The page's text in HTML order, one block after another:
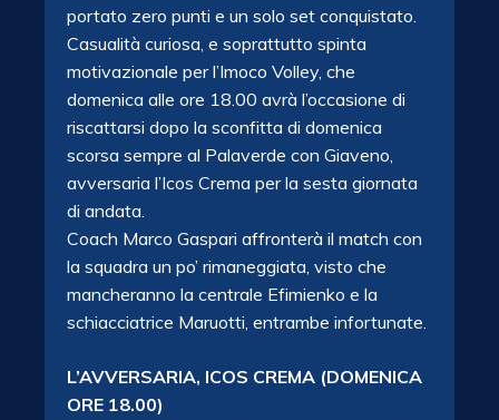
portato zero punti e un solo set conquistato.
Casualità curiosa, e soprattutto spinta
motivazionale per l’Imoco Volley, che
domenica alle ore 18.00 avrà l’occasione di
riscattarsi dopo la sconfitta di domenica
scorsa sempre al Palaverde con Giaveno,
avversaria l’Icos Crema per la sesta giornata
di andata.
Coach Marco Gaspari affronterà il match con
la squadra un po’ rimaneggiata, visto che
mancheranno la centrale Efimienko e la
schiacciatrice Maruotti, entrambe infortunate.
L’AVVERSARIA, ICOS CREMA (DOMENICA
ORE 18.00)